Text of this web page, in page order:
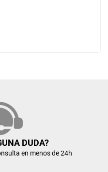
DUDA?
en menos de 24h